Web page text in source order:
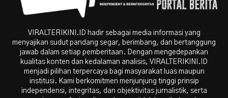
VIRALTERIKINI.ID hadir sebagai media informasi yang
menyajikan sudut pandang segar, berimbang, dan bertanggung
jawab dalam setiap pemberitaan. Dengan mengedepankan
kualitas konten dan kedalaman analisis, VIRALTERIKINI.ID
menjadi pilihan terpercaya bagi masyarakat luas maupun
institusi. Kami berkomitmen menjunjung tinggi prinsip
independensi, integritas, dan objektivitas jurnalistik, serta